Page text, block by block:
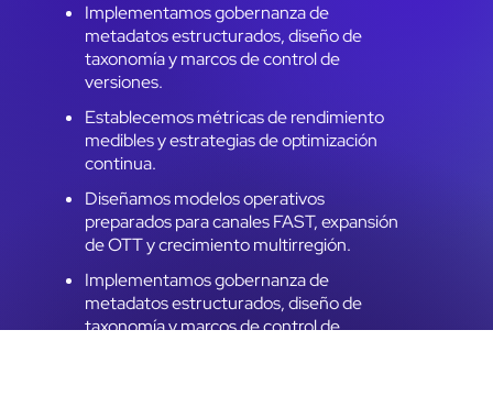
Implementamos gobernanza de
metadatos estructurados, diseño de
taxonomía y marcos de control de
versiones. ​
Establecemos métricas de rendimiento
medibles y estrategias de optimización
continua. ​
Diseñamos modelos operativos
preparados para canales FAST, expansión
de OTT y crecimiento multirregión. ​
Implementamos gobernanza de
metadatos estructurados, diseño de
taxonomía y marcos de control de